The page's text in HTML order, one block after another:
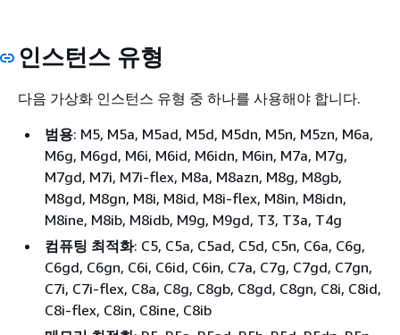
인스턴스 유형
다음 가상화 인스턴스 유형 중 하나를 사용해야 합니다.
범용: M5, M5a, M5ad, M5d, M5dn, M5n, M5zn, M6a,
M6g, M6gd, M6i, M6id, M6idn, M6in, M7a, M7g,
M7gd, M7i, M7i-flex, M8a, M8azn, M8g, M8gb,
M8gd, M8gn, M8i, M8id, M8i-flex, M8in, M8idn,
M8ine, M8ib, M8idb, M9g, M9gd, T3, T3a, T4g
컴퓨팅 최적화: C5, C5a, C5ad, C5d, C5n, C6a, C6g,
C6gd, C6gn, C6i, C6id, C6in, C7a, C7g, C7gd, C7gn,
C7i, C7i-flex, C8a, C8g, C8gb, C8gd, C8gn, C8i, C8id,
C8i-flex, C8in, C8ine, C8ib